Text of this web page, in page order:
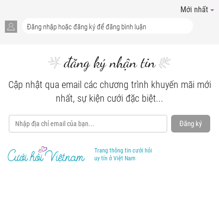
Mới nhất
đăng ký nhận tin
Cập nhật qua email các chương trình khuyến mãi mới
nhất, sự kiện cưới đặc biệt...
Đăng ký
Trang thông tin cưới hỏi
uy tín ở Việt Nam